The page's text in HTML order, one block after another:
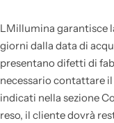
LMillumina garantisce
giorni dalla data di
presentano difetti di
necessario contattare
indicati nella sezione
reso, il cliente dovrà